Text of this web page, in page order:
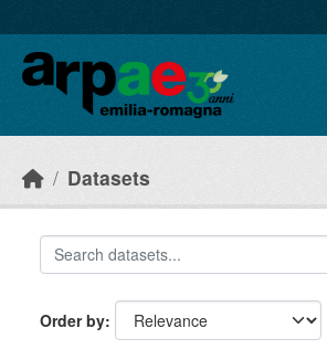
Datasets
Order by